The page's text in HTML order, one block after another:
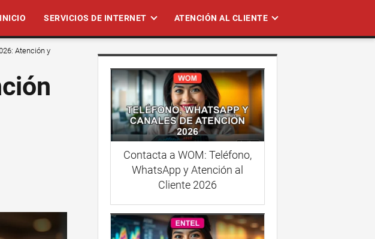
INICIO SERVICIOS DE INTERNET ATENCIÓN AL CLIENTE
Atención y
Contacta a WOM: Teléfono,
WhatsApp y Atención al
Cliente 2026